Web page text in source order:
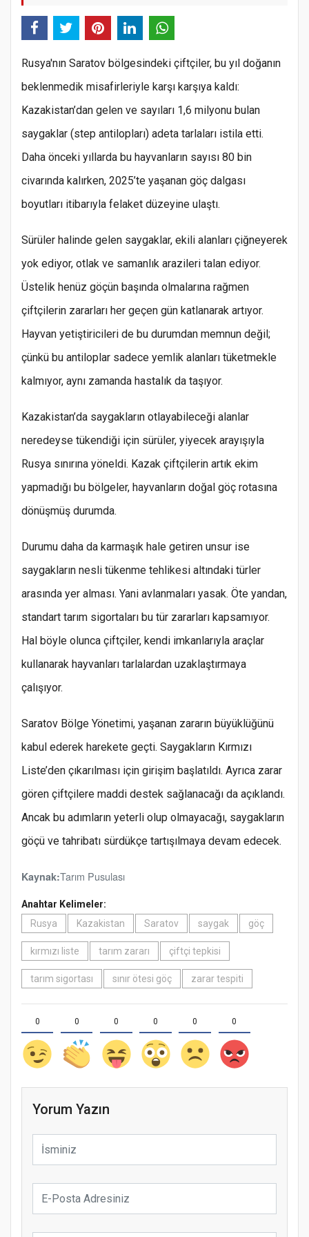
Rusya'nın Saratov bölgesindeki çiftçiler, bu yıl doğanın
beklenmedik misafirleriyle karşı karşıya kaldı:
Kazakistan’dan gelen ve sayıları 1,6 milyonu bulan
saygaklar (step antilopları) adeta tarlaları istila etti.
Daha önceki yıllarda bu hayvanların sayısı 80 bin
civarında kalırken, 2025’te yaşanan göç dalgası
boyutları itibarıyla felaket düzeyine ulaştı.
Sürüler halinde gelen saygaklar, ekili alanları çiğneyerek
yok ediyor, otlak ve samanlık arazileri talan ediyor.
Üstelik henüz göçün başında olmalarına rağmen
çiftçilerin zararları her geçen gün katlanarak artıyor.
Hayvan yetiştiricileri de bu durumdan memnun değil;
çünkü bu antiloplar sadece yemlik alanları tüketmekle
kalmıyor, aynı zamanda hastalık da taşıyor.
Kazakistan’da saygakların otlayabileceği alanlar
neredeyse tükendiği için sürüler, yiyecek arayışıyla
Rusya sınırına yöneldi. Kazak çiftçilerin artık ekim
yapmadığı bu bölgeler, hayvanların doğal göç rotasına
dönüşmüş durumda.
Durumu daha da karmaşık hale getiren unsur ise
saygakların nesli tükenme tehlikesi altındaki türler
arasında yer alması. Yani avlanmaları yasak. Öte yandan,
standart tarım sigortaları bu tür zararları kapsamıyor.
Hal böyle olunca çiftçiler, kendi imkanlarıyla araçlar
kullanarak hayvanları tarlalardan uzaklaştırmaya
çalışıyor.
Saratov Bölge Yönetimi, yaşanan zararın büyüklüğünü
kabul ederek harekete geçti. Saygakların Kırmızı
Liste’den çıkarılması için girişim başlatıldı. Ayrıca zarar
gören çiftçilere maddi destek sağlanacağı da açıklandı.
Ancak bu adımların yeterli olup olmayacağı, saygakların
göçü ve tahribatı sürdükçe tartışılmaya devam edecek.
Kaynak:Tarım Pusulası
Anahtar Kelimeler:
Rusya
Kazakistan Saratov saygak göç
kırmızı liste tarım zararı çiftçi tepkisi
tarım sigortası sınır ötesi göç zarar tespiti
0 0 0 0 0 0
Yorum Yazın